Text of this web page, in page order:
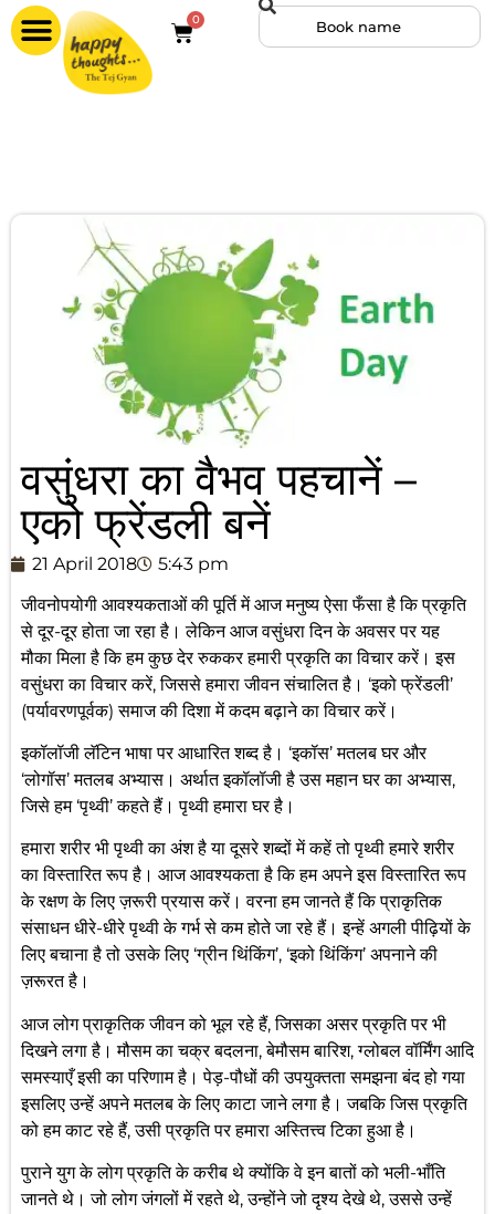
0
वसुंधरा का वैभव पहचानें –
एको फ्रेंडली बनें
21 April 2018
5:43 pm
जीवनोपयोगी आवश्यकताओं की पूर्ति में आज मनुष्य ऐसा फँसा है कि प्रकृति
से दूर-दूर होता जा रहा है। लेकिन आज वसुंधरा दिन के अवसर पर यह
मौका मिला है कि हम कुछ देर रुककर हमारी प्रकृति का विचार करें। इस
वसुंधरा का विचार करें, जिससे हमारा जीवन संचालित है। ‘इको फ्रेंडली’
(पर्यावरणपूर्वक) समाज की दिशा में कदम बढ़ाने का विचार करें।
इकॉलॉजी लॅटिन भाषा पर आधारित शब्द है। ‘इकॉस’ मतलब घर और
‘लोगॉस’ मतलब अभ्यास। अर्थात इकॉलॉजी है उस महान घर का अभ्यास,
जिसे हम ‘पृथ्वी’ कहते हैं। पृथ्वी हमारा घर है।
हमारा शरीर भी पृथ्वी का अंश है या दूसरे शब्दों में कहें तो पृथ्वी हमारे शरीर
का विस्तारित रूप है। आज आवश्यकता है कि हम अपने इस विस्तारित रूप
के रक्षण के लिए ज़रूरी प्रयास करें। वरना हम जानते हैं कि प्राकृतिक
संसाधन धीरे-धीरे पृथ्वी के गर्भ से कम होते जा रहे हैं। इन्हें अगली पीढ़ियों के
लिए बचाना है तो उसके लिए ‘ग्रीन थिंकिंग’, ‘इको थिंकिंग’ अपनाने की
ज़रूरत है।
आज लोग प्राकृतिक जीवन को भूल रहे हैं, जिसका असर प्रकृति पर भी
दिखने लगा है। मौसम का चक्र बदलना, बेमौसम बारिश, ग्लोबल वॉर्मिंग आदि
समस्याएँ इसी का परिणाम है। पेड़-पौधों की उपयुक्तता समझना बंद हो गया
इसलिए उन्हें अपने मतलब के लिए काटा जाने लगा है। जबकि जिस प्रकृति
को हम काट रहे हैं, उसी प्रकृति पर हमारा अस्तित्त्व टिका हुआ है।
पुराने युग के लोग प्रकृति के करीब थे क्योंकि वे इन बातों को भली-भाँति
जानते थे। जो लोग जंगलों में रहते थे, उन्होंने जो दृश्य देखे थे, उससे उन्हें